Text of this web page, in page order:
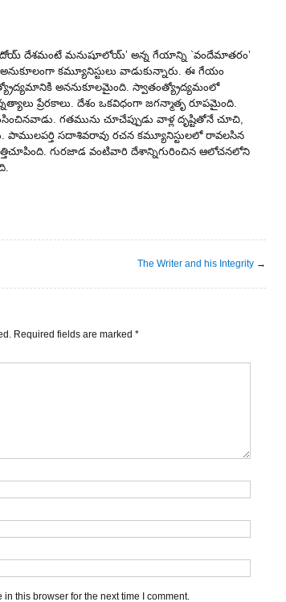
దేశమంటే మనుషూలోయ్‌’ అన్న గేయాన్ని `వందేమాతరం’
కమ్యూనిస్టులు వాడుకున్నారు. ఈ గేయం
అననుకూలమైంది. స్వాతంత్య్రోద్యమంలో
ప్రేరకాలు. దేశం ఒకవిధంగా జగన్మాతృ రూపమైంది.
గతమును చూచేప్పుడు వాళ్ల దృష్టితోనే చూచి,
సదాశివరావు రచన కమ్యూనిస్టులలో రావలసిన
గురజాడ వంటివారి దేశాన్నిగురించిన ఆలోచనలోని
The Writer and his Integrity →
Required fields are marked *
this browser for the next time I comment.